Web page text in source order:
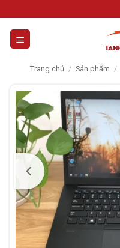
to
content
Trang chủ / Sản phẩm /